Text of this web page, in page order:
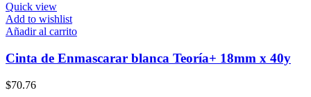
Quick view
Add to wishlist
Añadir al carrito
Cinta de Enmascarar blanca Teoría+ 18mm x 40y
$70.76